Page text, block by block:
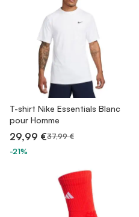
T-shirt Nike Essentials Blanc
pour Homme
29,99 €37,99 €
-21%